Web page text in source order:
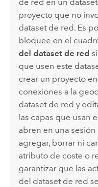
de red en un
proyecto que no
dataset de red. Es
bloquee en el
del dataset de red
que usen este
crear un proyecto
conexiones a la
dataset de red y
las capas que usan
abren en una
agregar, borrar ni
atributo de coste o
garantizar que las
del dataset de red